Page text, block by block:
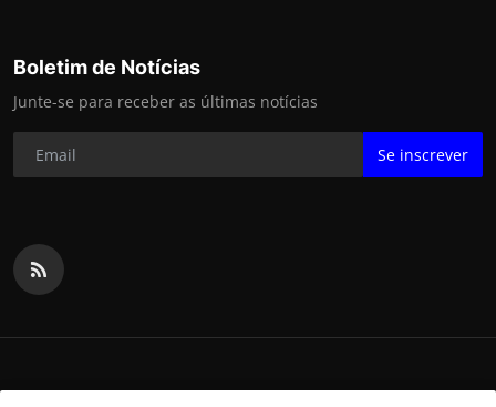
Boletim de Notícias
Junte-se para receber as últimas notícias
Se inscrever
2025